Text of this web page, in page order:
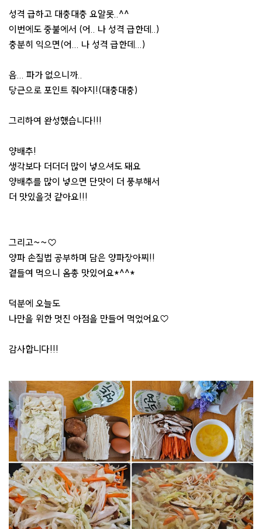
성격 급하고 대충대충 요알못..^^
이번에도 중불에서 (어.. 나 성격 급한데..)
충분히 익으면(어... 나 성격 급한데...)
음... 파가 없으니까..
당근으로 포인트 줘야지!(대충대충)
그리하여 완성했습니다!!!
양배추!
생각보다 더더더 많이 넣으셔도 돼요
양배추를 많이 넣으면 단맛이 더 풍부해서
더 맛있을것 같아요!!!
그리고~~♡
양파 손질법 공부하며 담은 양파장아찌!!
곁들여 먹으니 옴총 맛있어요*^^*
덕분에 오늘도
나만을 위한 멋진 아점을 만들어 먹었어요♡
감사합니다!!!